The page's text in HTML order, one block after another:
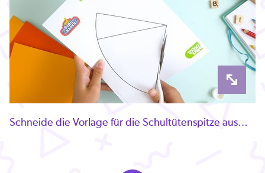
Schneide die Vorlage für die Schultütenspitze aus…